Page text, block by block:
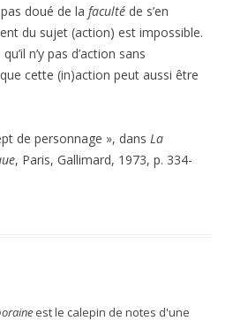
doué de la faculté de s’en
du sujet (action) est impossible.
n’y pas d’action sans
cette (in)action peut aussi être
de personnage », dans La
, Paris, Gallimard, 1973, p. 334-
est le calepin de notes d'une